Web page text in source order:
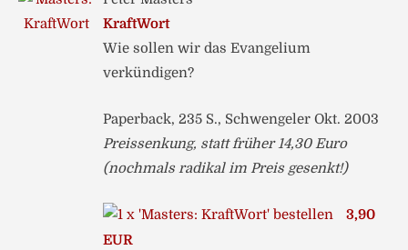
KraftWort
Wie sollen wir das Evangelium
verkündigen?
Paperback, 235 S., Schwengeler Okt. 2003
Preissenkung, statt früher 14,30 Euro
(nochmals radikal im Preis gesenkt!)
3,90
EUR